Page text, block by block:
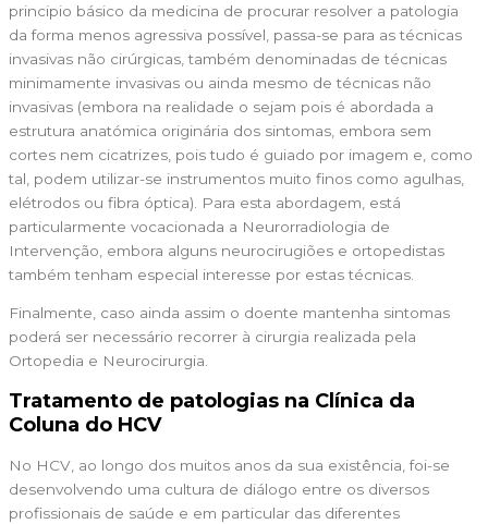
principio básico da medicina de procurar resolver a patologia
da forma menos agressiva possível, passa-se para as técnicas
invasivas não cirúrgicas, também denominadas de técnicas
minimamente invasivas ou ainda mesmo de técnicas não
invasivas (embora na realidade o sejam pois é abordada a
estrutura anatómica originária dos sintomas, embora sem
cortes nem cicatrizes, pois tudo é guiado por imagem e, como
tal, podem utilizar-se instrumentos muito finos como agulhas,
elétrodos ou fibra óptica). Para esta abordagem, está
particularmente vocacionada a Neurorradiologia de
Intervenção, embora alguns neurocirugiões e ortopedistas
também tenham especial interesse por estas técnicas.
Finalmente, caso ainda assim o doente mantenha sintomas
poderá ser necessário recorrer à cirurgia realizada pela
Ortopedia e Neurocirurgia.
Tratamento de patologias na Clínica da
Coluna do HCV
No HCV, ao longo dos muitos anos da sua existência, foi-se
desenvolvendo uma cultura de diálogo entre os diversos
profissionais de saúde e em particular das diferentes